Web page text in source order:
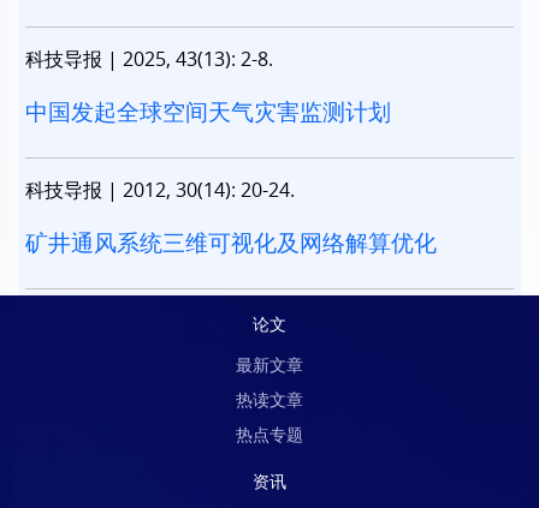
科技导报 | 2025, 43(13): 2-8.
中国发起全球空间天气灾害监测计划
科技导报 | 2012, 30(14): 20-24.
矿井通风系统三维可视化及网络解算优化
论文
最新文章
热读文章
热点专题
资讯